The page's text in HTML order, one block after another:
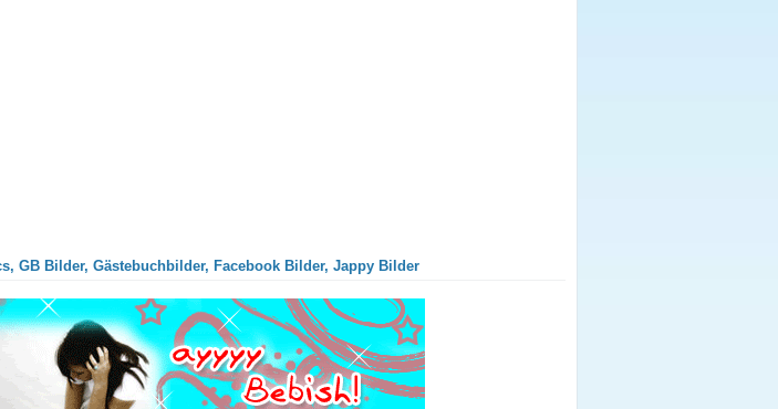
GB Bilder, Gästebuchbilder, Facebook Bilder, Jappy Bilder